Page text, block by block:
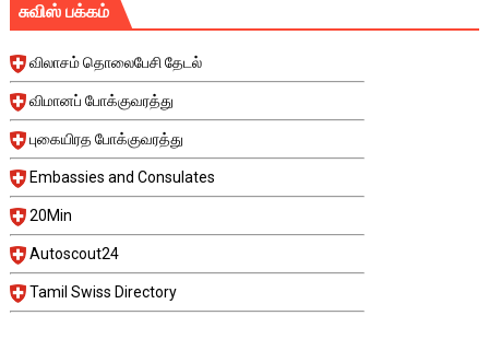
சுவிஸ் பக்கம்
விலாசம் தொலைபேசி தேடல்
விமானப் போக்குவரத்து
புகையிரத போக்குவரத்து
Embassies and Consulates
20Min
Autoscout24
Tamil Swiss Directory